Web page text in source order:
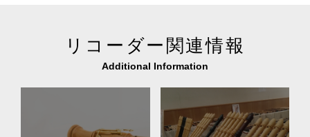
リコーダー関連情報
Additional Information